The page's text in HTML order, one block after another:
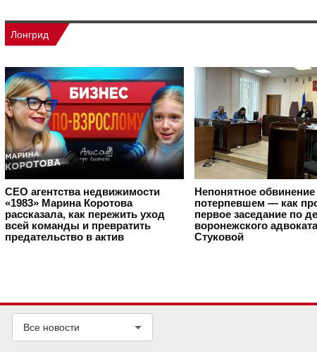
Лонгрид
CEO агентства недвижимости
«1983» Марина Коротова
рассказала, как пережить уход
всей команды и превратить
предательство в актив
Непонятное
потерпевшем — как
первое заседание по
воронежского
Стуковой
Все новости